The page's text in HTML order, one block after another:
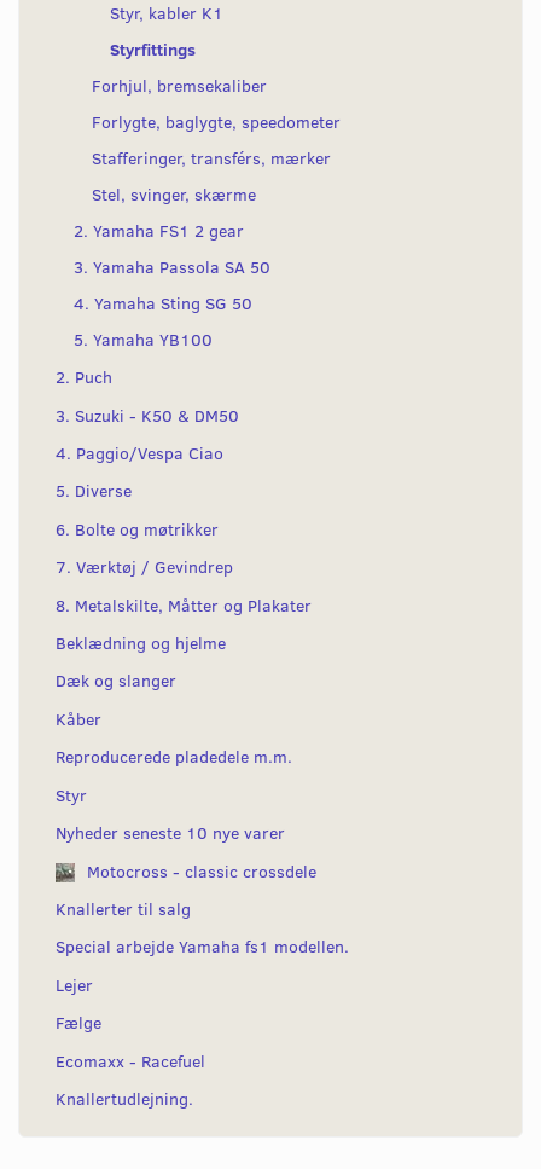
Styr, kabler K1
Styrfittings
Forhjul, bremsekaliber
Forlygte, baglygte, speedometer
Stafferinger, transférs, mærker
Stel, svinger, skærme
2. Yamaha FS1 2 gear
3. Yamaha Passola SA 50
4. Yamaha Sting SG 50
5. Yamaha YB100
2. Puch
3. Suzuki - K50 & DM50
4. Paggio/Vespa Ciao
5. Diverse
6. Bolte og møtrikker
7. Værktøj / Gevindrep
8. Metalskilte, Måtter og Plakater
Beklædning og hjelme
Dæk og slanger
Kåber
Reproducerede pladedele m.m.
Styr
Nyheder seneste 10 nye varer
Motocross - classic crossdele
Knallerter til salg
Special arbejde Yamaha fs1 modellen.
Lejer
Fælge
Ecomaxx - Racefuel
Knallertudlejning.